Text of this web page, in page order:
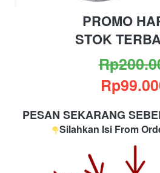
PROMO
STOK
PESAN SEKARANG
Silahkan Isi From